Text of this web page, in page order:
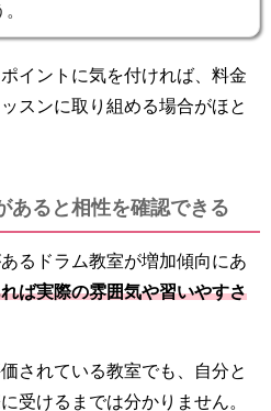
イントに気を付ければ、料金
スンに取り組める場合がほと
あると相性を確認できる
るドラム教室が増加傾向にあ
ば実際の雰囲気や習いやすさ
されている教室でも、自分と
受けるまでは分かりません。